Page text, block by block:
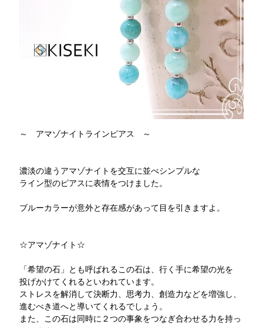
～ アマゾナイトラインピアス ～
濃淡の違うアマゾナイトを交互に並べシンプルな
ライン型のピアスに表情をつけました。
ブルーカラーが意外と存在感があって目を引きますよ。
☆アマゾナイト☆
「希望の石」とも呼ばれるこの石は、行く手に希望の光を
投げかけてくれるといわれています。
ストレスを解消して決断力、思考力、創造力などを増強し、
進むべき道へと導いてくれるでしょう。
また、この石は同時に２つの事象をつなぎ合わせる力を持っ